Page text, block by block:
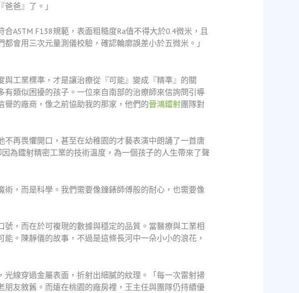
爸』了。」
ASTM F138規範，表面粗糙度Ra值不得大於0.4微米，且
會用三次元量測儀校驗，確認輪廓誤差小於五微米。」
與工業標準，才是讓治療從『可能』變成『精準』的關
類似困擾的孩子。一位來自南部的治療師來信詢問引導
的廠商，像之前協助我的那家，他們的晉鴻鐳射團隊對
再畏懼開口，甚至在幼稚園的才藝表演中朗誦了一首唐
為鐳射精密工業的技術溫度，為一個孩子的人生帶來了聲
，而是科學。我們需要像鐘錶師傅般的耐心，也需要像
，而在於可複現的數據與穩定的品質。當醫療與工業相
。陳靜儀的故事，不過是這條長河中一朵小小的浪花，
線穿過金屬表面，折射出細膩的紋理。「每一次雷射掃
友敘舊。而遠在桃園的廠房裡，王主任與團隊仍持續優